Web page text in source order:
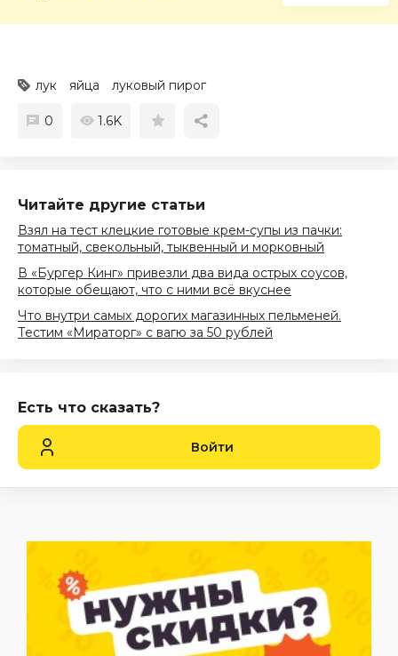
лук яйца луковый пирог
0 1.6K
Читайте другие статьи
Взял на тест клецкие готовые крем-супы из пачки:
томатный, свекольный, тыквенный и морковный
В «Бургер Кинг» привезли два вида острых соусов,
которые обещают, что с ними всё вкуснее
Что внутри самых дорогих магазинных пельменей.
Тестим «Мираторг» с вагю за 50 рублей
Есть что сказать?
Войти